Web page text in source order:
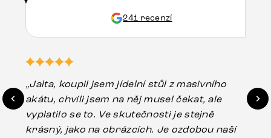
241 recenzí
„Jalta, koupil jsem jídelní stůl z masivního
akátu, chvíli jsem na něj musel čekat, ale
vyplatilo se to. Ve skutečnosti je stejně
krásný, jako na obrázcích. Je ozdobou naší